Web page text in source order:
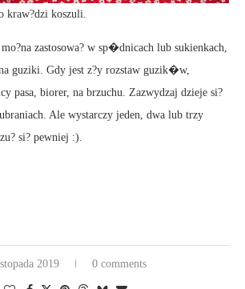
kraw?dzi koszuli.
zastosowa? w sp�dnicach lub sukienkach,
guziki. Gdy jest z?y rozstaw guzik�w,
pasa, biorer, na brzuchu. Zazwydzaj dzieje si?
Ale wystarczy jeden, dwa lub trzy
si? pewniej :).
2019 0 comments